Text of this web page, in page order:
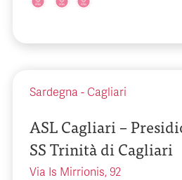
Sardegna - Cagliari
ASL Cagliari –
SS Trinità di Cagliari
Via Is Mirrionis, 92